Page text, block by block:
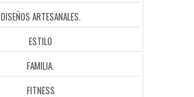
DISEÑOS ARTESANALES.
ESTILO
FAMILIA.
FITNESS